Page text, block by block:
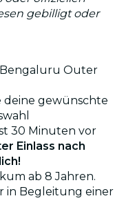
gebilligt oder
Bengaluru Outer
deine gewünschte
30 Minuten vor
Einlass nach
ab 8 Jahren.
in Begleitung einer